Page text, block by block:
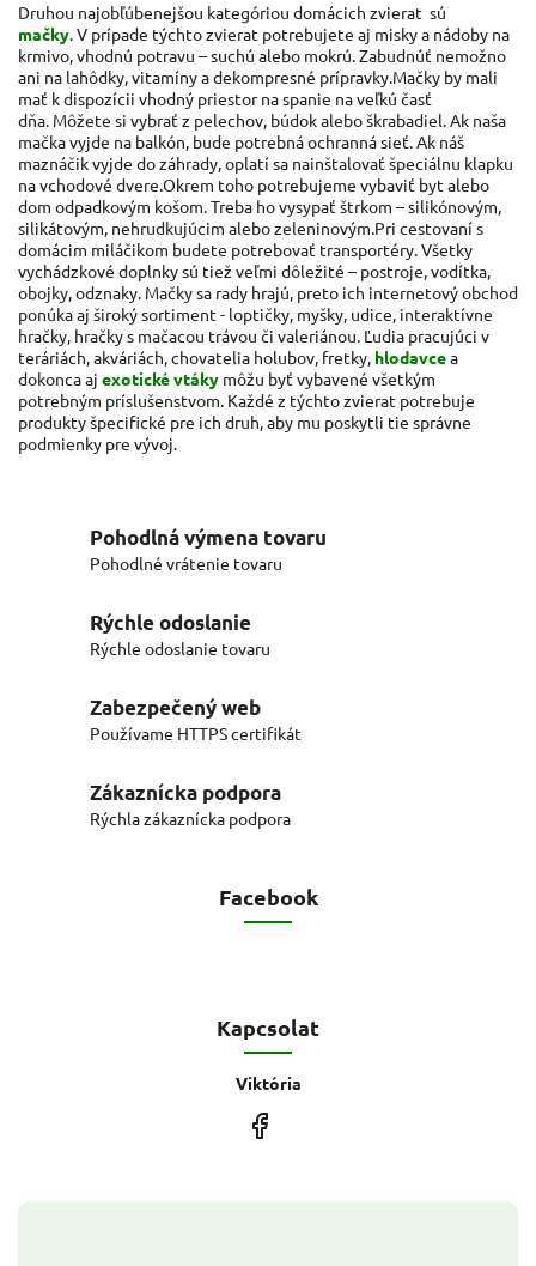
Druhou najobľúbenejšou kategóriou domácich zvierat sú
mačky.V prípade týchto zvierat potrebujete aj misky a nádoby na
krmivo, vhodnú potravu – suchú alebo mokrú.Zabudnúť nemožno
ani na lahôdky, vitamíny a dekompresné prípravky.Mačky by mali
mať k dispozícii vhodný priestor na spanie na veľkú časť
dňa. Môžete si vybrať z pelechov, búdok alebo škrabadiel.Ak naša
mačka vyjde na balkón, bude potrebná ochranná sieť.Ak náš
maznáčik vyjde do záhrady, oplatí sa nainštalovať špeciálnu klapku
na vchodové dvere.Okrem toho potrebujeme vybaviť byt alebo
dom odpadkovým košom.Treba ho vysypať štrkom – silikónovým,
silikátovým, nehrudkujúcim alebo zeleninovým.Pri cestovaní s
domácim miláčikom budete potrebovať transportéry.Všetky
vychádzkové doplnky sú tiež veľmi dôležité – postroje, vodítka,
obojky, odznaky. Mačky sa rady hrajú, preto ich internetový obchod
ponúka aj široký sortiment - loptičky, myšky, udice, interaktívne
hračky, hračky s mačacou trávou či valeriánou. Ľudia pracujúci v
teráriách, akváriách, chovatelia holubov, fretky, hlodavcea
dokonca aj exotické vtáky môžu byť vybavené všetkým
potrebným príslušenstvom. Každé z týchto zvierat potrebuje
produkty špecifické pre ich druh, aby mu poskytli tie správne
podmienky pre vývoj.
Pohodlná výmena tovaru
Pohodlné vrátenie tovaru
Rýchle odoslanie
Rýchle odoslanie tovaru
Zabezpečený web
Používame HTTPS certifikát
Zákaznícka podpora
Rýchla zákaznícka podpora
Facebook
Kapcsolat
Viktória